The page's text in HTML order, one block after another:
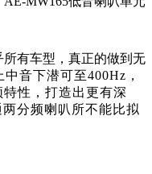
有车型，真正的做到无
中音下潜可至400Hz，
性 ， 打造出更有深
分频喇叭所不能比拟